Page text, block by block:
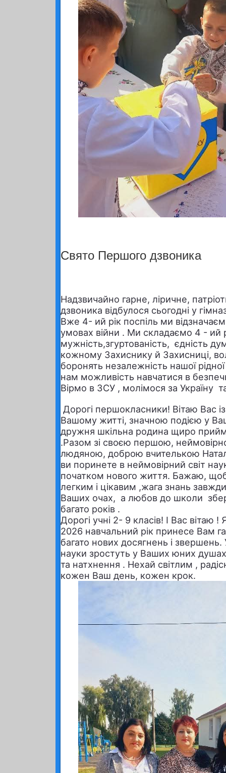
Свято Першого дзвоника
Надзвичайно гарне, ліричне,
дзвоника відбулося сьогодні у
Вже 4- ий рік поспіль ми
умовах війни . Ми складаємо 4 - ий
мужність,згуртованість, єдність
кожному Захиснику й Захисниці,
боронять незалежність нашої
нам можливість навчатися в
Вірмо в ЗСУ , молімося за Україну
Дорогі першокласники! Вітаю Вас
Вашому житті, значною подією у
дружня шкільна родина щиро
.Разом зі своєю першою,
людяною, доброю вчителькою
ви поринете в неймовірний світ
початком нового життя. Бажаю,
легким і цікавим ,жага знань
Ваших очах, а любов до школи
багато років .
Дорогі учні 2- 9 класів! І Вас вітаю
2026 навчальний рік принесе Вам
багато нових досягнень і
науки зростуть у Ваших юних
та натхнення . Нехай світлим ,
кожен Ваш день, кожен крок.